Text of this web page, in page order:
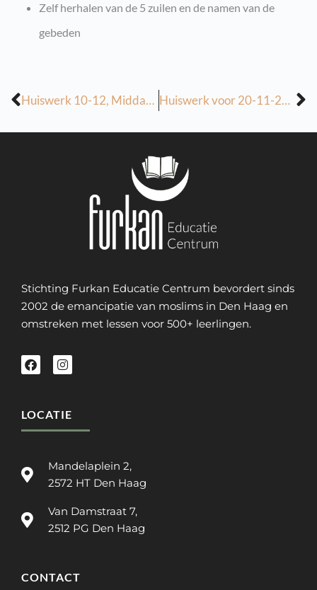
Zelf herhalen van de 5 zuilen en de namen van de
gebeden
Huiswerk 10-12, Middag groep 1 Huiswerk voor 20-11-2022
Stichting Furkan Educatie Centrum bevordert sinds
2002 de emancipatie van moslims in Den Haag en
omstreken met lessen voor 500+ leerlingen.
LOCATIE
Mandelaplein 2,
2572 HT Den Haag
Van Damstraat 7,
2512 PG Den Haag
CONTACT